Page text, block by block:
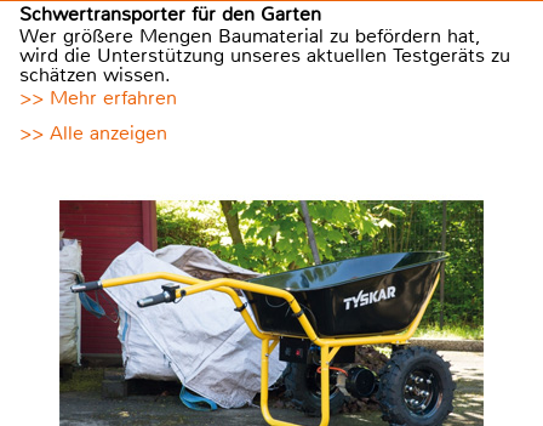
Schwertransporter für den Garten
Wer größere Mengen Baumaterial zu befördern hat,
wird die Unterstützung unseres aktuellen Testgeräts zu
schätzen wissen.
>> Mehr erfahren
>> Alle anzeigen